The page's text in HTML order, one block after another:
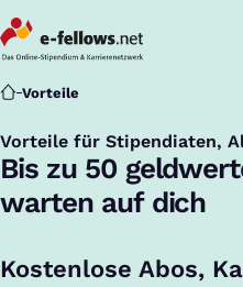
Startseite
Vorteile
Vorteile für Stipendiaten,
:
Bis zu 50
warten auf dich
Kostenlose Abos,